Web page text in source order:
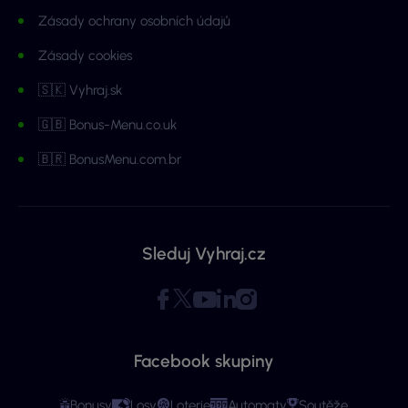
Zásady ochrany osobních údajů
Zásady cookies
🇸🇰 Vyhraj.sk
🇬🇧 Bonus-Menu.co.uk
🇧🇷 BonusMenu.com.br
Sleduj Vyhraj.cz
Facebook skupiny